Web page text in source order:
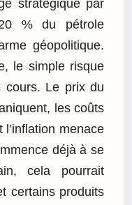
stratégique par
% du pétrole
géopolitique.
le simple risque
cours. Le prix du
les coûts
menace
déjà à se
cela pourrait
certains produits